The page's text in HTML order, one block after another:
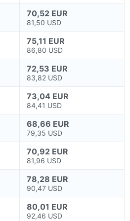
70,52 EUR
81,50 USD
75,11 EUR
86,80 USD
72,53 EUR
83,82 USD
73,04 EUR
84,41 USD
68,66 EUR
79,35 USD
70,92 EUR
81,96 USD
78,28 EUR
90,47 USD
80,01 EUR
92,46 USD